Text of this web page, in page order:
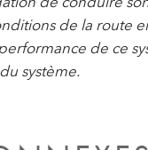
de la route
de ce
système.